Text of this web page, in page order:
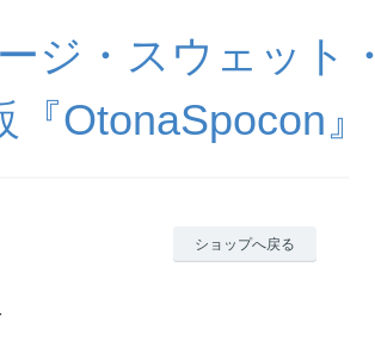
ジ・スウェット・
OtonaSpocon』
ショップへ戻る